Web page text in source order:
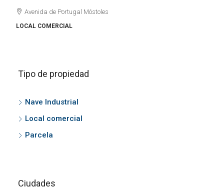
Avenida de Portugal Móstoles
COMERCIAL
Tipo de propiedad
Nave Industrial
Local comercial
Parcela
Ciudades